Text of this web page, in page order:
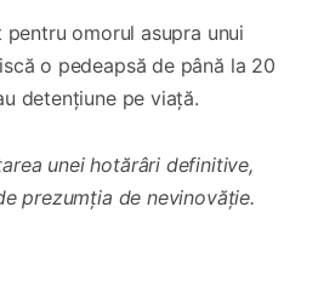
omorul asupra unui
o pedeapsă de până la 20
detențiune pe viață.
unei hotărâri definitive,
prezumția de nevinovăție.